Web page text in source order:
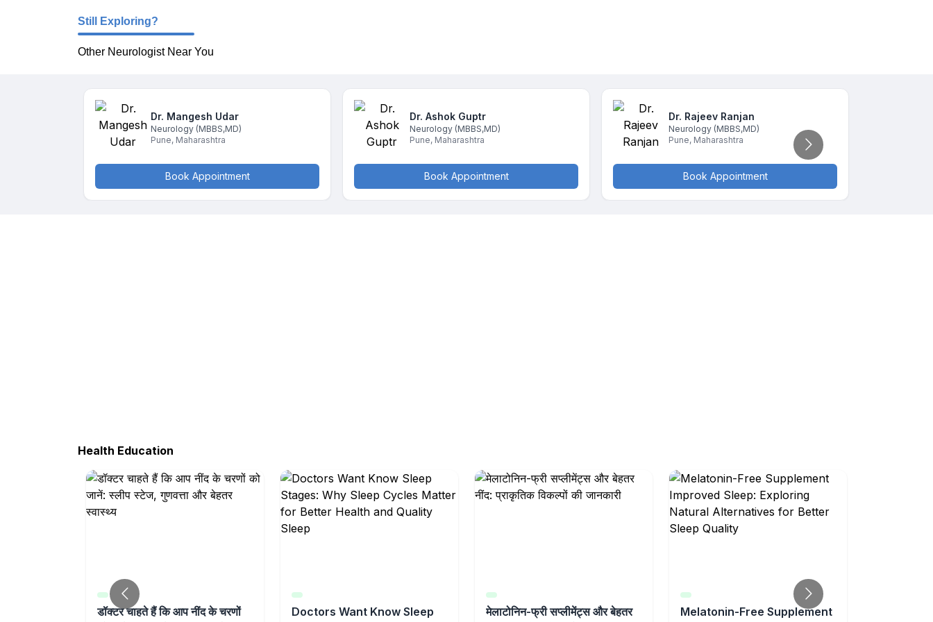
Still Exploring?
Other Neurologist Near You
Dr. Mangesh Udar
Neurology (MBBS,MD)
Pune, Maharashtra
Book Appointment
Dr. Ashok Guptr
Neurology (MBBS,MD)
Pune, Maharashtra
Book Appointment
Dr. Rajeev Ranjan
Neurology (MBBS,MD)
Pune, Maharashtra
Book Appointment
Health Education
डॉक्टर चाहते हैं कि आप नींद के चरणों
Doctors Want Know Sleep
मेलाटोनिन-फ्री सप्लीमेंट्स और बेहतर
Melatonin-Free Supplement